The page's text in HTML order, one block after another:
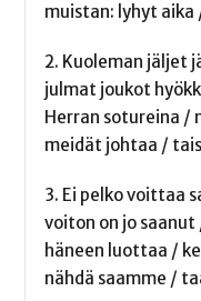
muistan: lyhyt aika
2. Kuoleman jäljet
julmat joukot
Herran sotureina /
meidät johtaa /
3. Ei pelko voittaa
voiton on jo
häneen luottaa /
nähdä saamme /